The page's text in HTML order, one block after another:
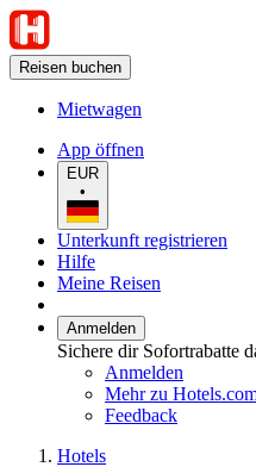
Reisen buchen
Mietwagen
App öffnen
EUR
•
Unterkunft registrieren
Hilfe
Meine Reisen
Anmelden
Sichere dir Sofortrabatte
Anmelden
Mehr zu
Feedback
Hotels